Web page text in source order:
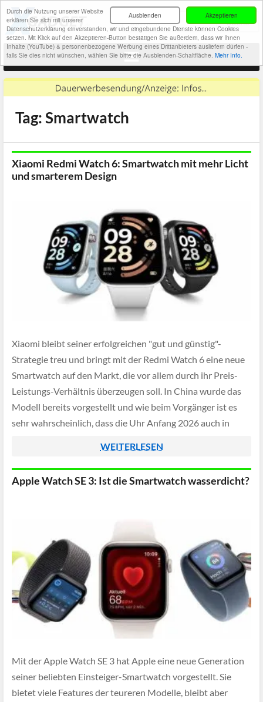
Akzeptieren
Ausblenden
Durch die Nutzung unserer Website
erklären Sie sich mit unserer
Datenschutzerklärung einverstanden, wir und eingebundene Dienste können Cookies
setzen. Mit Klick auf den Akzeptieren-Button bestätigen Sie außerdem, dass wir Ihnen
Inhalte (YouTube) & personenbezogene Werbung eines Drittanbieters ausliefern dürfen -
falls Sie dies nicht wünschen, wählen Sie bitte die Ausblenden-Schaltfläche. Mehr Info.
Tag: Smartwatch
Xiaomi Redmi Watch 6: Smartwatch mit mehr Licht
und smarterem Design
Xiaomi bleibt seiner erfolgreichen "gut und günstig"-
Strategie treu und bringt mit der Redmi Watch 6 eine neue
Smartwatch auf den Markt, die vor allem durch ihr Preis-
Leistungs-Verhältnis überzeugen soll. In China wurde das
Modell bereits vorgestellt und wie beim Vorgänger ist es
sehr wahrscheinlich, dass die Uhr Anfang 2026 auch in
WEITERLESEN
Apple Watch SE 3: Ist die Smartwatch wasserdicht?
Mit der Apple Watch SE 3 hat Apple eine neue Generation
seiner beliebten Einsteiger-Smartwatch vorgestellt. Sie
bietet viele Features der teureren Modelle, bleibt aber